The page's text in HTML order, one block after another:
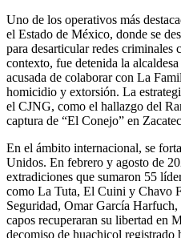
Uno de los operativos más
el Estado de México, donde se
para desarticular redes
contexto, fue detenida la
acusada de colaborar con La
homicidio y extorsión. La
el CJNG, como el hallazgo del
captura de “El Conejo” en
En el ámbito internacional, se
Unidos. En febrero y agosto de
extradiciones que sumaron 55
como La Tuta, El Cuini y Chavo
Seguridad, Omar García Harfuch,
capos recuperaran su libertad en
decomiso de huachicol registrado